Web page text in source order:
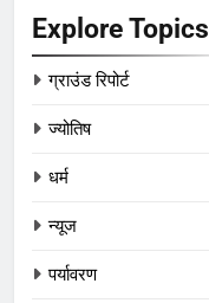
Explore Topics
ग्राउंड रिपोर्ट
ज्योतिष
धर्म
न्यूज
पर्यावरण